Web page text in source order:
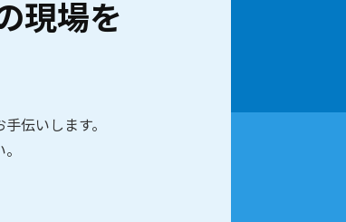
現場を
伝いします。